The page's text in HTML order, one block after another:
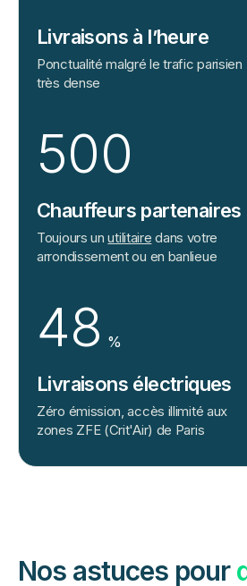
Livraisons à l’heure
Ponctualité malgré le trafic parisien
très dense
500
Chauffeurs partenaires
Toujours unutilitaire dans votre
arrondissement ou en banlieue
48 %
Livraisons électriques
Zéro émission, accès illimité aux
zones ZFE (Crit'Air) de Paris
Nos astuces pour